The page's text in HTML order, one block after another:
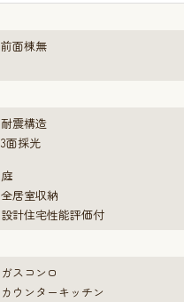
前面棟無
耐震構造
3面採光
庭
全居室収納
設計住宅性能評価付
ガスコンロ
カウンターキッチン